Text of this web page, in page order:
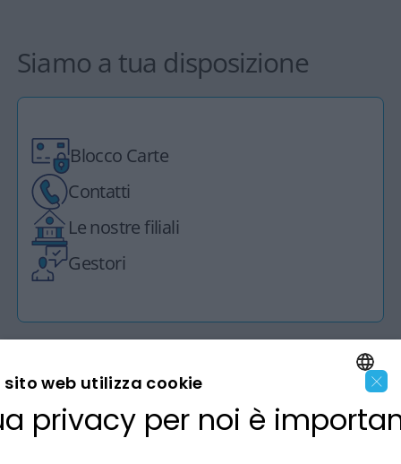
Siamo a tua disposizione
Blocco Carte
Contatti
Le nostre filiali
Gestori
LA BANCA ENGLISH
×
sito web utilizza cookie
privacy per noi è